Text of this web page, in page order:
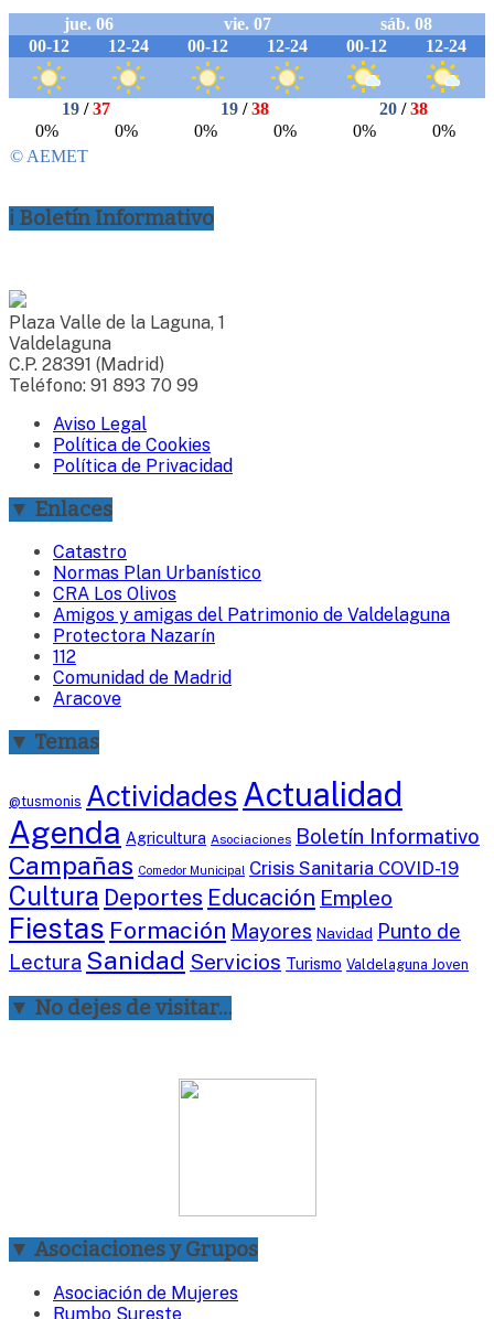
ℹ Boletín Informativo
Plaza Valle de la Laguna, 1
Valdelaguna
C.P. 28391 (Madrid)
Teléfono: 91 893 70 99
Aviso Legal
Política de Cookies
Política de Privacidad
▼ Enlaces
Catastro
Normas Plan Urbanístico
CRA Los Olivos
Amigos y amigas del Patrimonio de Valdelaguna
Protectora Nazarín
112
Comunidad de Madrid
Aracove
▼ Temas
@tusmonis ActividadesActualidad
Agenda Agricultura Asociaciones Boletín Informativo
Campañas Comedor Municipal Crisis Sanitaria COVID-19
Cultura Deportes Educación Empleo
Fiestas Formación Mayores Navidad Punto de
Lectura Sanidad Servicios Turismo Valdelaguna Joven
▼ No dejes de visitar…
▼ Asociaciones y Grupos
Asociación de Mujeres
Rumbo Sureste